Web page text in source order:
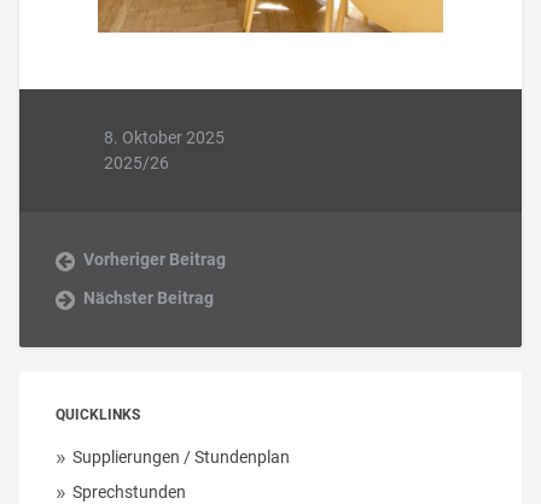
8. Oktober 2025
2025/26
Vorheriger Beitrag
Nächster Beitrag
QUICKLINKS
Supplierungen / Stundenplan
Sprechstunden